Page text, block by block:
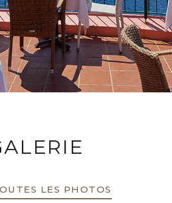
LES PHOTOS